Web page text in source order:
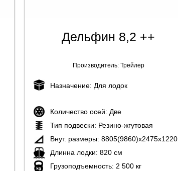
Дельфин 8,2 ++
Производитель: Трейлер
Назначение: Для лодок
Количество осей: Две
Тип подвески: Резино-жгутовая
Внут. размеры: 8805(9860)х2475х1220
Длинна лодки: 820 см
Грузоподъемность: 2 500 кг